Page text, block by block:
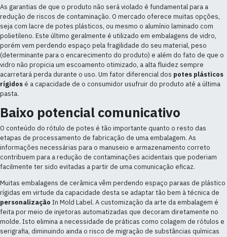
As garantias de que o produto não será violado é fundamental para a
redução de riscos de contaminação. O mercado oferece muitas opções,
seja com lacre de potes plásticos, ou mesmo o alumínio laminado com
polietileno. Este último geralmente é utilizado em embalagens de vidro,
porém vem perdendo espaço pela fragilidade do seu material, peso
(determinante para o encarecimento do produto) e além do fato de que o
vidro não propicia um escoamento otimizado, a alta fluidez sempre
acarretará perda durante o uso. Um fator diferencial dos potes plásticos
rígidosé a capacidade de o consumidor usufruir do produto até a última
pasta.
Baixo potencial comunicativo
O conteúdo do rótulo de potes é tão importante quanto o resto das
etapas de processamento de fabricação de uma embalagem. As
informações necessárias para o manuseio e armazenamento correto
contribuem para a redução de contaminações acidentais que poderiam
facilmente ter sido evitadas a partir de uma comunicação eficaz.
Muitas embalagens de cerâmica vêm perdendo espaço paraas de plástico
rígidas em virtude da capacidade desta se adaptar tão bem à técnica de
personalização In Mold Label. A customização da arte da embalagem é
feita por meio de injetoras automatizadas que decoram diretamente no
molde. Isto elimina a necessidade de práticas como colagem de rótulos e
serigrafia, diminuindo ainda o risco de migração de substâncias químicas